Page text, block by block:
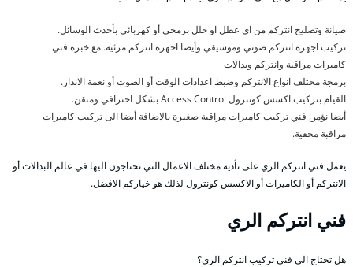
صيانة وتصليح انتركم من اي عطل او خلل برمجي أو كهربائي بأحدث الوسائل.
تركيب اجهزة انتركم صوتي وموسيقي وأيضا اجهزة انتركم مرئية. مع خبرة فني
كاميرات مراقبة وانتركم وبدالات
برمجة مختلف انواع الانتركم وضبط اعدادات الوقت أو الصوت أو نغمة الانذار.
القيام بتركيب اكسس كونترول Access Control بشكل احترافي ومتقن.
أيضا نؤمن فني تركيب كاميرات مراقبة صغيرة بالاضافة أيضا الى تركيب كاميرات
مراقبة مخفية.
يعمل فني انتركم الري على تأدية مختلف الاعمال التي تحتاجون اليها في عالم البدالات أو
الانتركم أو الكاميرات أو الاكسس كونترول لذلك هو خياركم الافضل.
فني انتركم الري
هل تحتاج الى فني تركيب انتركم الري؟